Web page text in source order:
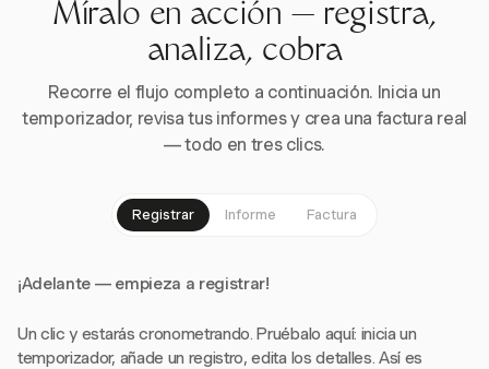
Míralo en acción — registra,
analiza, cobra
Recorre el flujo completo a continuación. Inicia un
temporizador, revisa tus informes y crea una factura real
— todo en tres clics.
Registrar Informe Factura
¡Adelante — empieza a registrar!
Un clic y estarás cronometrando. Pruébalo aquí: inicia un
temporizador, añade un registro, edita los detalles. Así es